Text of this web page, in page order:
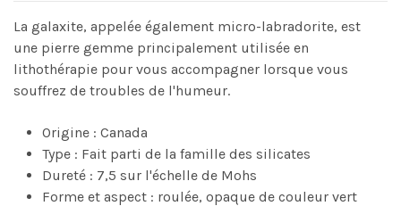
La galaxite, appelée également micro-labradorite, est
une pierre gemme principalement utilisée en
lithothérapie pour vous accompagner lorsque vous
souffrez de troubles de l'humeur.
Origine : Canada
Type : Fait parti de la famille des silicates
Dureté : 7,5 sur l'échelle de Mohs
Forme et aspect : roulée, opaque de couleur vert